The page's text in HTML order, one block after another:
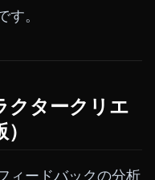
。
クタークリエ
ィードバックの分析